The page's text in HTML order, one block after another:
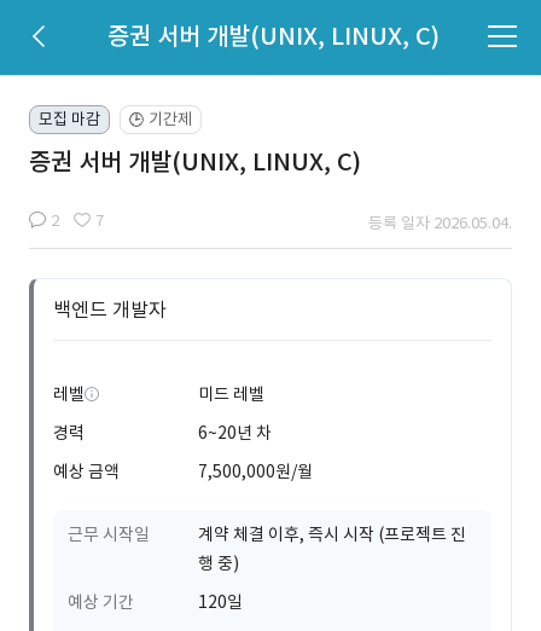
증권 서버 개발(UNIX, LINUX, C)
모집 마감 🕒 기간제
증권 서버 개발(UNIX, LINUX, C)
2 7 등록 일자 2026.05.04.
백엔드 개발자
레벨
미드 레벨
경력
6~20년 차
예상 금액
7,500,000원/월
근무 시작일
계약 체결 이후, 즉시 시작 (프로젝트 진
행 중)
예상 기간
120일